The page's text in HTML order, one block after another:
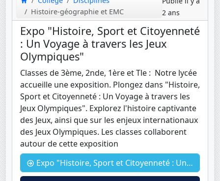
Histoire-géographie et EMC
2 ans
Expo "Histoire, Sport et Citoyenneté
: Un Voyage à travers les Jeux
Olympiques"
Classes de 3ème, 2nde, 1ère et Tle : Notre lycée
accueille une exposition. Plongez dans "Histoire,
Sport et Citoyenneté : Un Voyage à travers les
Jeux Olympiques". Explorez l'histoire captivante
des Jeux, ainsi que sur les enjeux internationaux
des Jeux Olympiques. Les classes collaborent
autour de cette exposition
Expo "Histoire, Sport et Citoyenneté : Un Voyage à travers les Jeux Olympiques"